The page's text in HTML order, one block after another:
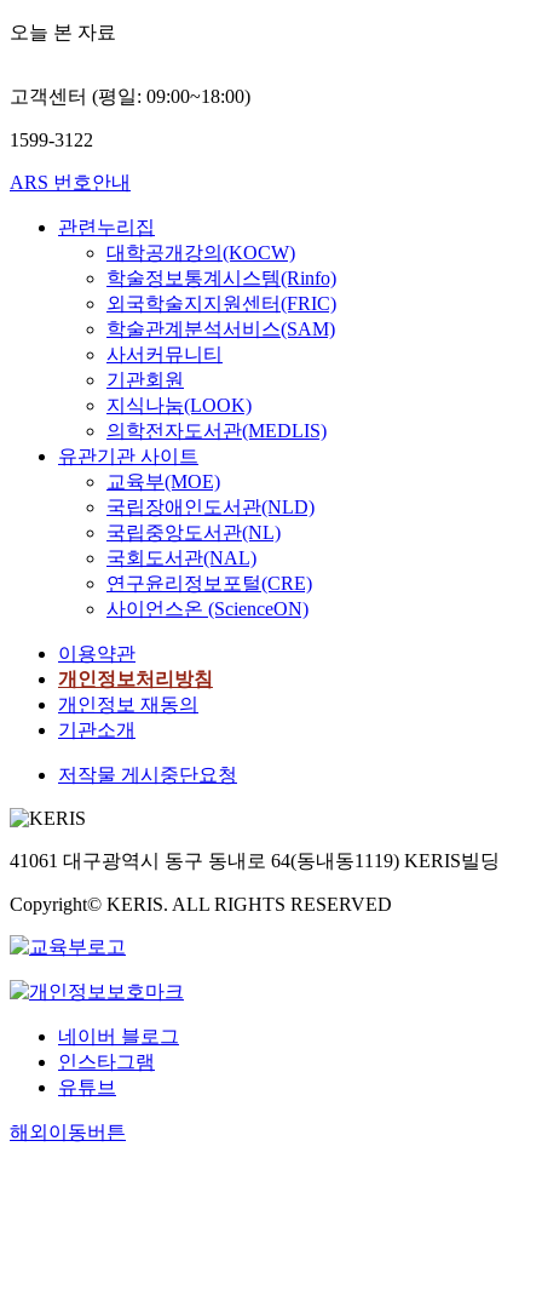
오늘 본 자료
고객센터 (평일: 09:00~18:00)
1599-3122
ARS 번호안내
관련누리집
대학공개강의(KOCW)
학술정보통계시스템(Rinfo)
외국학술지지원센터(FRIC)
학술관계분석서비스(SAM)
사서커뮤니티
기관회원
지식나눔(LOOK)
의학전자도서관(MEDLIS)
유관기관 사이트
교육부(MOE)
국립장애인도서관(NLD)
국립중앙도서관(NL)
국회도서관(NAL)
연구윤리정보포털(CRE)
사이언스온 (ScienceON)
이용약관
개인정보처리방침
개인정보 재동의
기관소개
저작물 게시중단요청
41061 대구광역시 동구 동내로 64(동내동1119) KERIS빌딩
Copyright© KERIS. ALL RIGHTS RESERVED
네이버 블로그
인스타그램
유튜브
해외이동버튼